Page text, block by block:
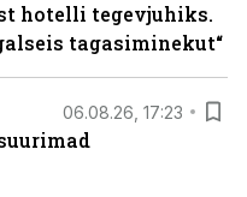
hotelli tegevjuhiks.
tagasiminekut“
06.08.26, 17:23